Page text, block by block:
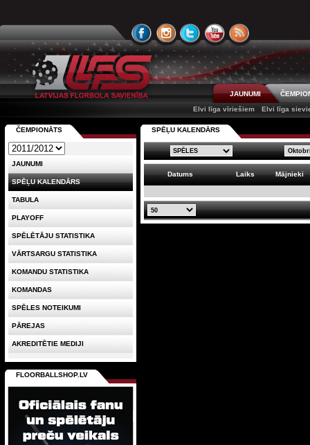
JAUNUMI
Elvi līga vīriešiem
Elvi līga
SPĒĻU KALENDĀRS
Datums Laiks Mājnieki
ČEMPIONĀTS
JAUNUMI
SPĒĻU KALENDĀRS
TABULA
PLAYOFF
SPĒLĒTĀJU STATISTIKA
VĀRTSARGU STATISTIKA
KOMANDU STATISTIKA
KOMANDAS
SPĒLES NOTEIKUMI
PĀREJAS
AKREDITĒTIE MEDIJI
FLOORBALLSHOP.LV